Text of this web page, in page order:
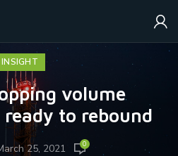
INSIGHT
volume
to rebound
25, 2021 0